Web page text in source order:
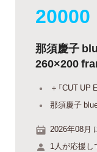
20000
那須慶子
260×200
＋「CUT
那須慶子
2026年08月
1人が応援し